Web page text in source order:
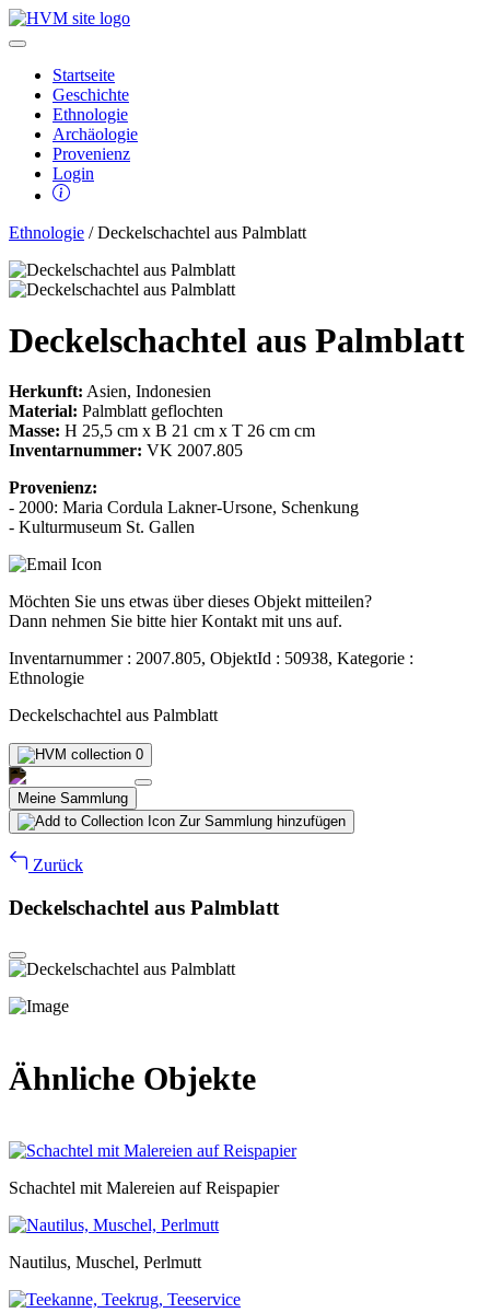
Startseite
Geschichte
Ethnologie
Archäologie
Provenienz
Login
Ethnologie / Deckelschachtel aus Palmblatt
Deckelschachtel aus Palmblatt
Herkunft: Asien, Indonesien
Material: Palmblatt geflochten
Masse: H 25,5 cm x B 21 cm x T 26 cm cm
Inventarnummer: VK 2007.805
Provenienz:
- 2000: Maria Cordula Lakner-Ursone, Schenkung
- Kulturmuseum St. Gallen
Möchten Sie uns etwas über dieses Objekt mitteilen?
Dann nehmen Sie bitte hier Kontakt mit uns auf.
Inventarnummer : 2007.805, ObjektId : 50938, Kategorie :
Ethnologie
Deckelschachtel aus Palmblatt
0
Meine Sammlung
Zur Sammlung hinzufügen
Zurück
Deckelschachtel aus Palmblatt
Ähnliche Objekte
Schachtel mit Malereien auf Reispapier
Nautilus, Muschel, Perlmutt